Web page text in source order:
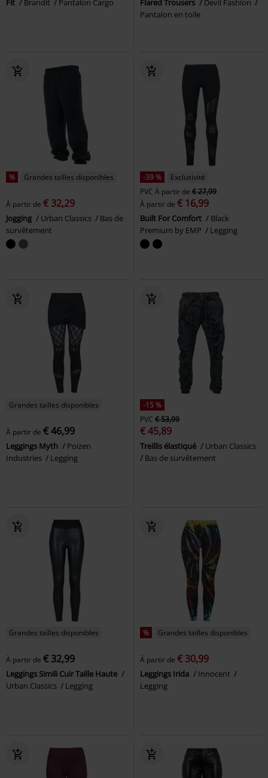
Pantalon en toile
% Grandes tailles disponibles
À partir de € 32,29
Jogging Urban Classics
Bas de
survêtement
-39 %
Exclusivité
PVC À partir de € 27,99
À partir de € 16,99
Built For Comfort
Black
Premium by EMP
Legging
Grandes tailles disponibles
À partir de € 46,99
Leggings Myth
Poizen
Industries
Legging
-15 %
PVC € 53,99
€ 45,89
Treillis élastiqué
Urban Classics
Bas de survêtement
Grandes tailles disponibles
À partir de € 32,99
Leggings Simili Cuir Taille Haute
Urban Classics
Legging
% Grandes tailles disponibles
À partir de € 30,99
Leggings Irida
Innocent
Legging